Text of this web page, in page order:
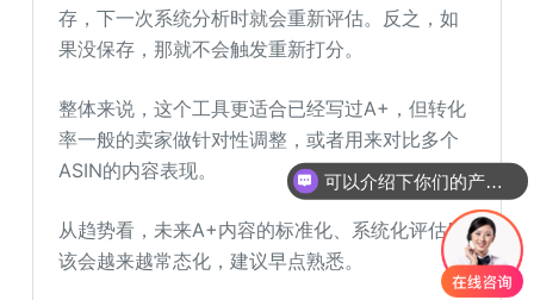
存，下一次系统分析时就会重新评估。反之，如
果没保存，那就不会触发重新打分。
整体来说，这个工具更适合已经写过A+，但转化
率一般的卖家做针对性调整，或者用来对比多个
ASIN的内容表现。
从趋势看，未来A+内容的标准化、系统化评估应
该会越来越常态化，建议早点熟悉。
可以介绍下你们的产品么